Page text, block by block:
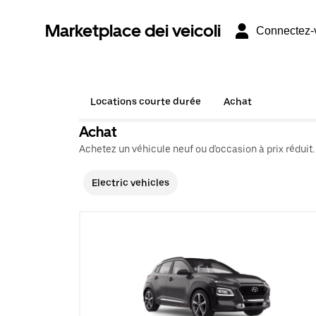
Marketplace dei veicoli
Locations courte durée Achat
Achat
Achetez un véhicule neuf ou d'occasion à prix réduit.
Electric vehicles